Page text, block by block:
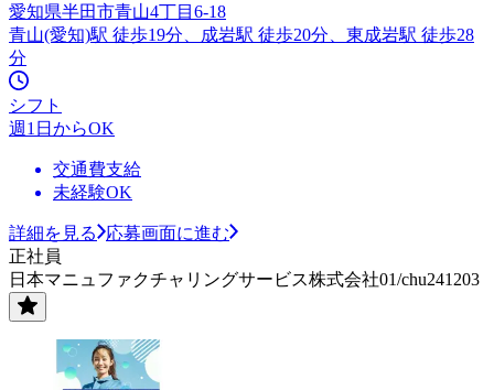
愛知県半田市青山4丁目6-18
青山(愛知)駅 徒歩19分、成岩駅 徒歩20分、東成岩駅 徒歩28
分
シフト
週1日からOK
交通費支給
未経験OK
詳細を見る
応募画面に進む
正社員
日本マニュファクチャリングサービス株式会社01/chu241203